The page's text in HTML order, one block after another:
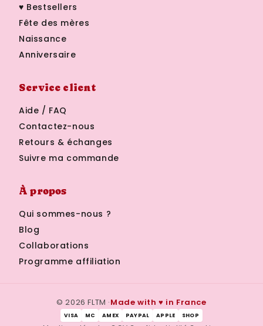
♥ Bestsellers
Fête des mères
Naissance
Anniversaire
Service client
Aide / FAQ
Contactez-nous
Retours & échanges
Suivre ma commande
À propos
Qui sommes-nous ?
Blog
Collaborations
Programme affiliation
© 2026 FLTM ·Made with ♥ in France
VISA MC AMEX PAYPAL APPLE SHOP